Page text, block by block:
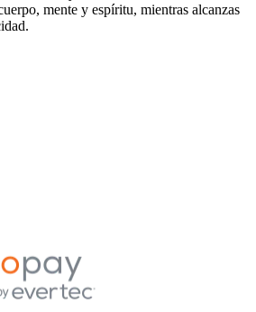
mente y espíritu, mientras alcanzas